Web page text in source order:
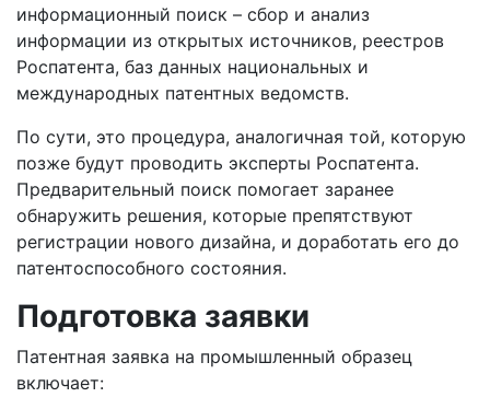
информационный поиск – сбор и анализ
информации из открытых источников, реестров
Роспатента, баз данных национальных и
международных патентных ведомств.
По сути, это процедура, аналогичная той, которую
позже будут проводить эксперты Роспатента.
Предварительный поиск помогает заранее
обнаружить решения, которые препятствуют
регистрации нового дизайна, и доработать его до
патентоспособного состояния.
Подготовка заявки
Патентная заявка на промышленный образец
включает: